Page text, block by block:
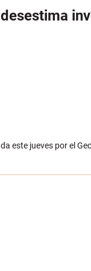
este jueves por el